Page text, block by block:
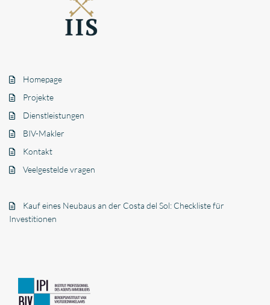
Homepage
Projekte
Dienstleistungen
BIV-Makler
Kontakt
Veelgestelde vragen
Kauf eines Neubaus an der Costa del Sol: Checkliste für
Investitionen